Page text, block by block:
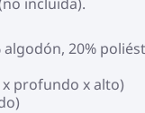
20%
x profundo x alto)